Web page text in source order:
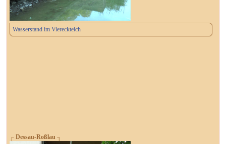
Wasserstand im Viereckteich
┌ Dessau-Roßlau ┐